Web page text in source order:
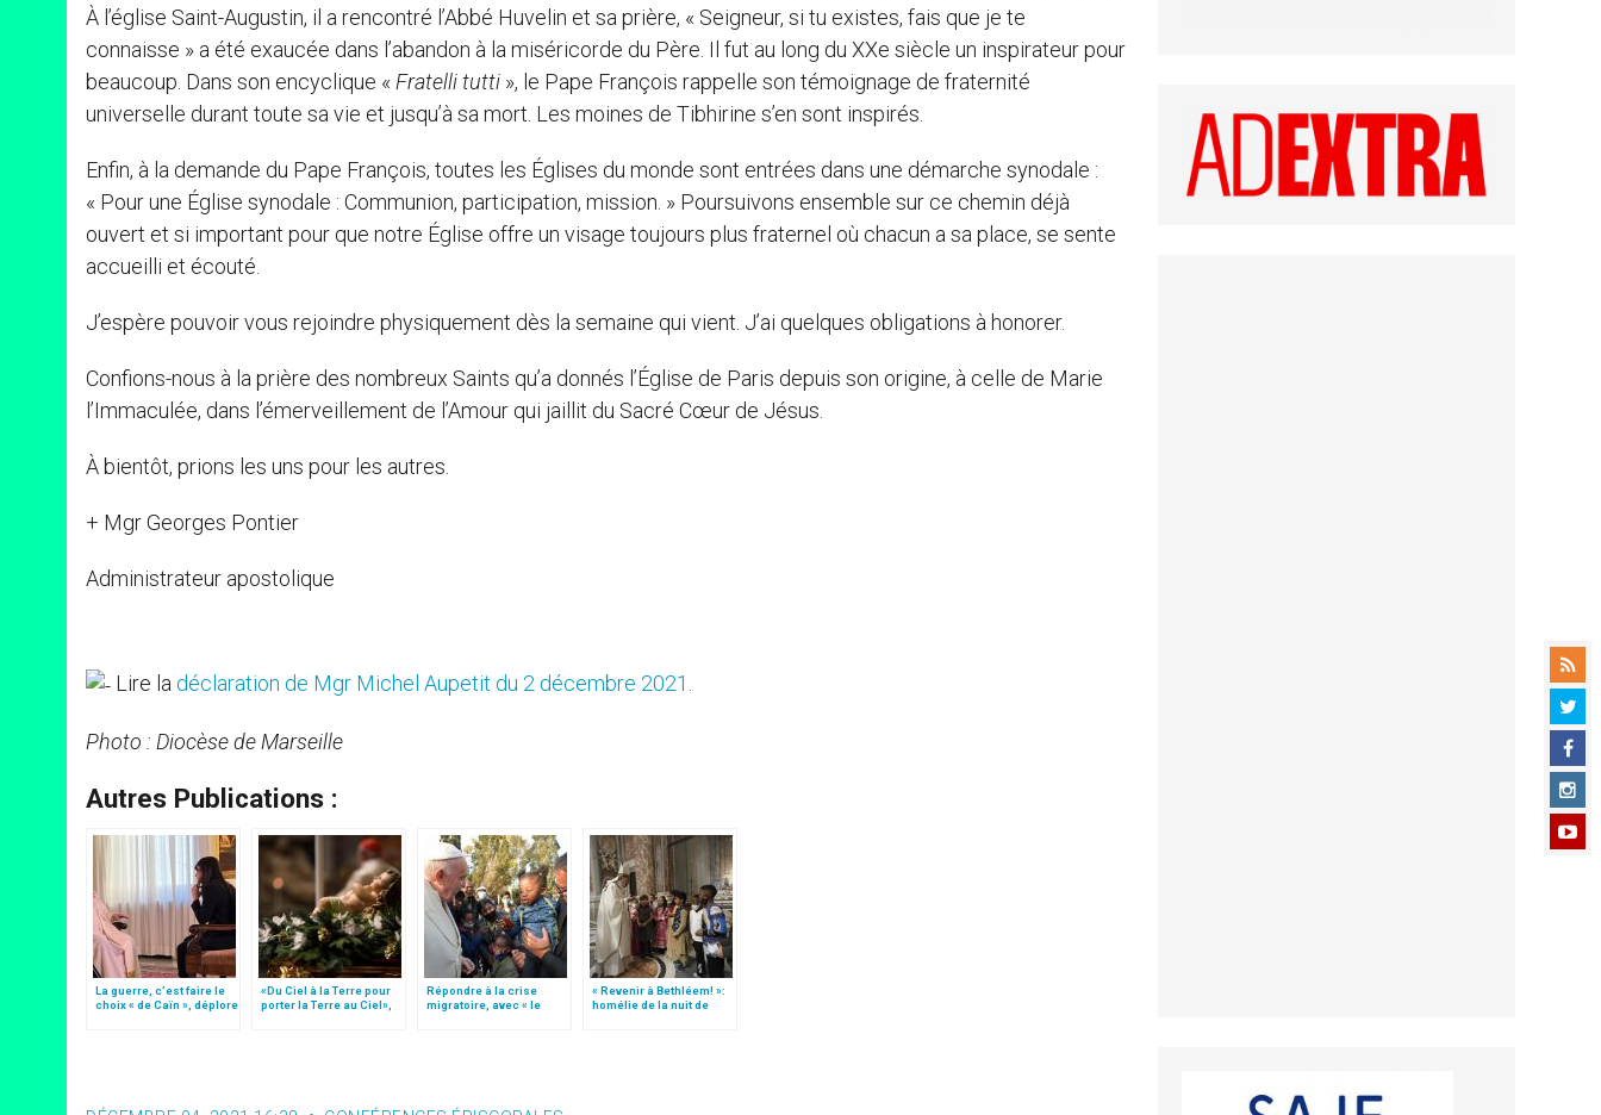
À l’église Saint-Augustin, il a rencontré l’Abbé Huvelin et sa prière, « Seigneur, si tu existes, fais que je te
connaisse » a été exaucée dans l’abandon à la miséricorde du Père. Il fut au long du XXe siècle un inspirateur pour
beaucoup. Dans son encyclique « Fratelli tutti », le Pape François rappelle son témoignage de fraternité
universelle durant toute sa vie et jusqu’à sa mort. Les moines de Tibhirine s’en sont inspirés.
Enfin, à la demande du Pape François, toutes les Églises du monde sont entrées dans une démarche synodale :
« Pour une Église synodale : Communion, participation, mission. » Poursuivons ensemble sur ce chemin déjà
ouvert et si important pour que notre Église offre un visage toujours plus fraternel où chacun a sa place, se sente
accueilli et écouté.
J’espère pouvoir vous rejoindre physiquement dès la semaine qui vient. J’ai quelques obligations à honorer.
Confions-nous à la prière des nombreux Saints qu’a donnés l’Église de Paris depuis son origine, à celle de Marie
l’Immaculée, dans l’émerveillement de l’Amour qui jaillit du Sacré Cœur de Jésus.
À bientôt, prions les uns pour les autres.
+ Mgr Georges Pontier
Administrateur apostolique
Lire la déclaration de Mgr Michel Aupetit du 2 décembre 2021
Photo : Diocèse de Marseille
Autres Publications :
La guerre, c’est faire le
choix « de Caïn », déplore
«Du Ciel à la Terre pour
porter la Terre au Ciel»,
Répondre à la crise
migratoire, avec « le
« Revenir à Bethléem! »:
homélie de la nuit de
Noël (texte complet)